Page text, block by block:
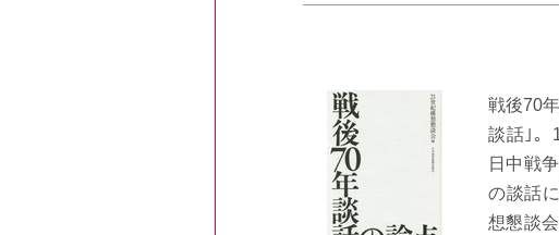
戦後70
談話｣。
日中戦
の談話
想懇談